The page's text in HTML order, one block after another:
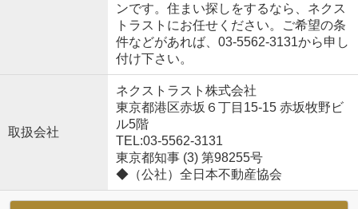
ンです。住まい探しをするなら、ネクス
トラストにお任せください。ご希望の条
件などがあれば、03-5562-3131から申し
付け下さい。
取扱会社
ネクストラスト株式会社
東京都港区赤坂６丁目15-15 赤坂牧野ビ
ル5階
TEL:03-5562-3131
東京都知事 (3) 第98255号
◆（公社）全日本不動産協会